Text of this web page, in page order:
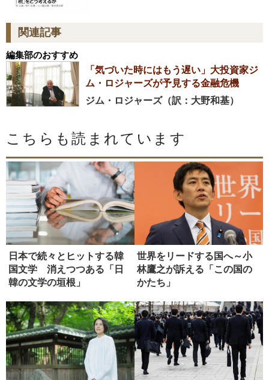
関連記事
編集部のおすすめ
「気づいた時にはもう遅い」大投資家ジ
ム・ロジャーズが予見する金融危機
ジム・ロジャーズ（訳：大野和基）
こちらも読まれています
日本で続々とヒットする韓
国文学 消えつつある「日
韓の文学の垣根」
世界をリードする国へ～小
林鷹之が訴える「この国の
かたち」